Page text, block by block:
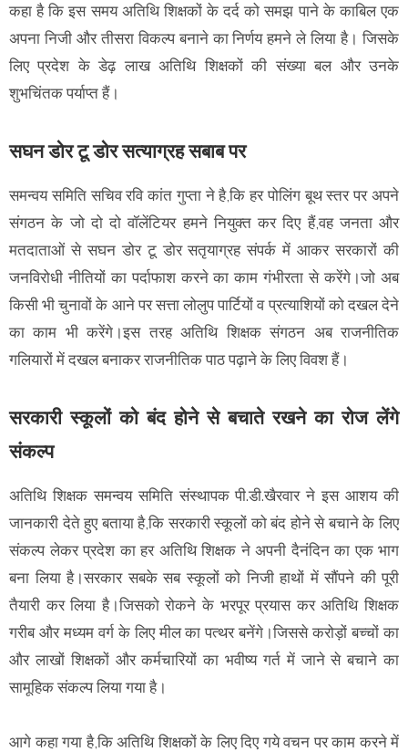
‌कहा है कि इस समय अतिथि शिक्षकों के दर्द को समझ पाने के काबिल एक
अपना निजी और तीसरा विकल्प बनाने का निर्णय हमने ले लिया है। जिसके
लिए प्रदेश के डेढ़ लाख अतिथि शिक्षकों की संख्या बल और उनके
शुभचिंतक पर्याप्त हैं।
सघन डोर टू डोर सत्याग्रह सबाब पर
समन्वय समिति सचिव रवि कांत गुप्ता ने है,कि हर पोलिंग बूथ स्तर पर अपने
संगठन के जो दो दो वॉलेंटियर हमने नियुक्त कर दिए हैं,वह जनता और
मतदाताओं से सघन डोर टू डोर सतृयाग्रह संपर्क में आकर सरकारों की
जनविरोधी नीतियों का पर्दाफाश करने का काम गंभीरता से करेंगे।जो अब
किसी भी चुनावों के आने पर सत्ता लोलुप पार्टियों व प्रत्याशियों को दखल देने
का काम भी करेंगे।इस तरह अतिथि शिक्षक संगठन अब राजनीतिक
गलियारों में दखल बनाकर राजनीतिक पाठ पढ़ाने के लिए विवश हैं।
सरकारी स्कूलों को बंद होने से बचाते रखने का रोज लेंगे
संकल्प
अतिथि शिक्षक समन्वय समिति संस्थापक पी.डी.खैरवार ने इस आशय की
जानकारी देते हुए बताया है,कि सरकारी स्कूलों को बंद होने से बचाने के लिए
संकल्प लेकर प्रदेश का हर अतिथि शिक्षक ने अपनी दैनंदिन का एक भाग
बना लिया है‌।सरकार सबके सब स्कूलों को निजी हाथों में सौंपने की पूरी
तैयारी कर लिया है।जिसको रोकने के भरपूर प्रयास कर अतिथि शिक्षक
गरीब और मध्यम वर्ग के लिए मील का पत्थर बनेंगे।जिससे करोड़ों बच्चों का
और लाखों शिक्षकों और कर्मचारियों का भवीष्य गर्त में जाने से बचाने का
सामूहिक संकल्प लिया गया है।
आगे कहा गया है,कि अतिथि शिक्षकों के लिए दिए गये वचन पर काम करने में